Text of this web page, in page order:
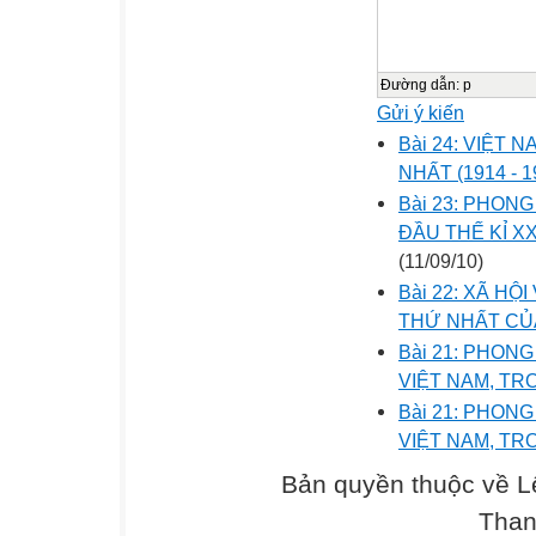
Đường dẫn: p
Gửi ý kiến
Bài 24: VIỆT
NHẤT (1914 -
Bài 23:
ĐẦU THẾ KỈ
(11/09/10)
Bài 22: XÃ
THỨ NHẤT
Bài 21:
VIỆT NAM,
Bài 21:
VIỆT NAM,
Bản quyền thuộc về